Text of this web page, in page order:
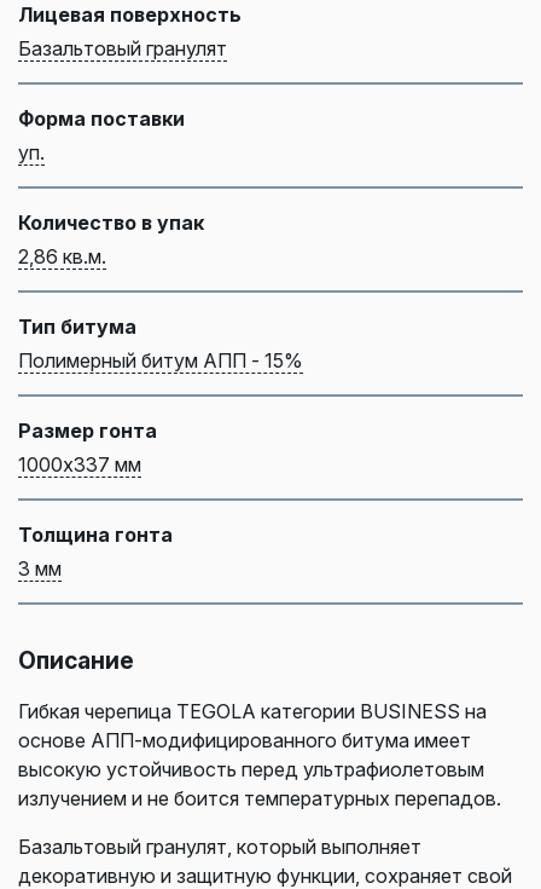
Лицевая поверхность
Базальтовый гранулят
Форма поставки
уп.
Количество в упак
2,86 кв.м.
Тип битума
Полимерный битум АПП - 15%
Размер гонта
1000х337 мм
Толщина гонта
3 мм
Описание
Гибкая черепица TEGOLA категории BUSINESS на
основе АПП-модифицированного битума имеет
высокую устойчивость перед ультрафиолетовым
излучением и не боится температурных перепадов.
Базальтовый гранулят, который выполняет
декоративную и защитную функции, сохраняет свой